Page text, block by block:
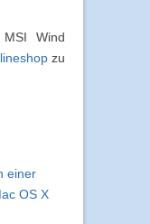
Wind
zu
einer
OS X